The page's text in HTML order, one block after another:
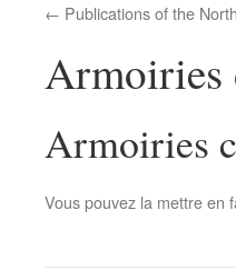
Publications of the
Armoiries
Armoiries
Vous pouvez la mettre en